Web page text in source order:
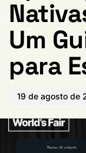
Um
para
19 de agosto de